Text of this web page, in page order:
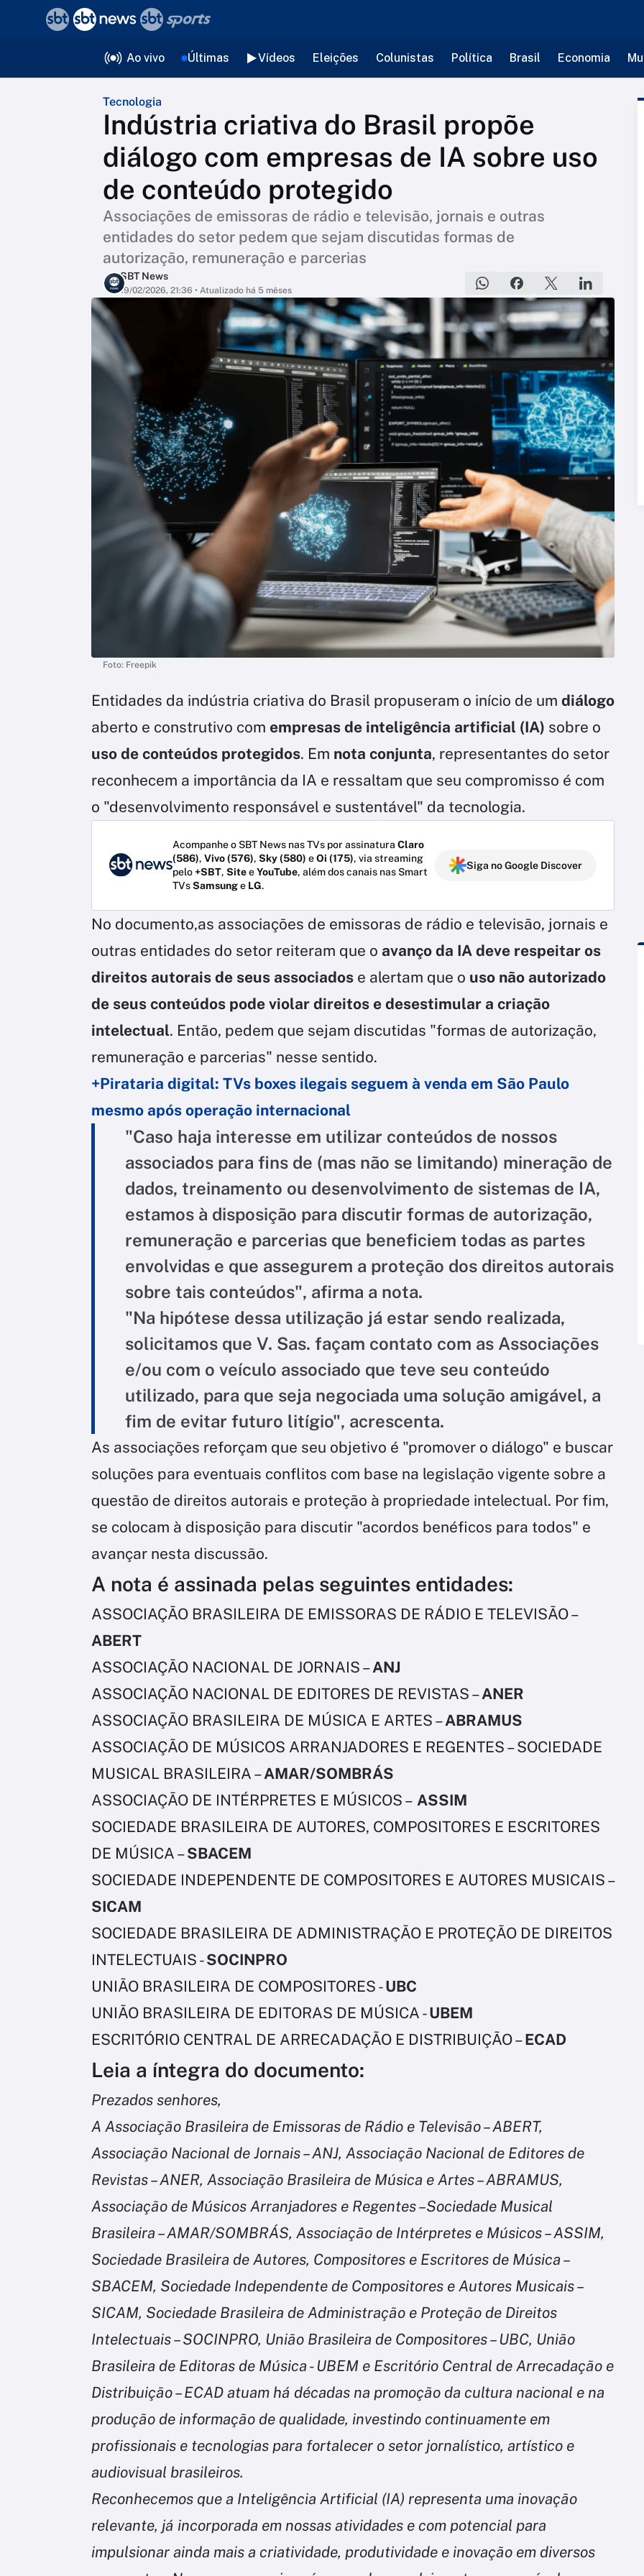
Ao vivo Últimas Vídeos Eleições Colunistas Política Brasil Economia
Tecnologia
Indústria criativa do Brasil propõe
diálogo com empresas de IA sobre uso
de conteúdo protegido
Associações de emissoras de rádio e televisão, jornais e outras
entidades do setor pedem que sejam discutidas formas de
autorização, remuneração e parcerias
SBT News
19/02/2026, 21:36 • Atualizado há 5 mêses
Foto: Freepik
Entidades da indústria criativa do Brasil propuseram o início de um diálogo
aberto e construtivo com empresas de inteligência artificial (IA) sobre o
uso de conteúdos protegidos. Em nota conjunta, representantes do setor
reconhecem a importância da IA e ressaltam que seu compromisso é com
o "desenvolvimento responsável e sustentável" da tecnologia.
Acompanhe o SBT News nas TVs por assinatura Claro
(586), Vivo (576), Sky (580) eOi (175), via streaming
pelo+SBT, SiteeYouTube, além dos canais nas Smart
TVsSamsunge LG.
Siga no Google Discover
No documento,as associações de emissoras de rádio e televisão, jornais e
outras entidades do setor reiteram que o avanço da IA deve respeitar os
direitos autorais de seus associados e alertam que o uso não autorizado
de seus conteúdos pode violar direitos e desestimular a criação
intelectual. Então, pedem que sejam discutidas "formas de autorização,
remuneração e parcerias" nesse sentido.
+Pirataria digital: TVs boxes ilegais seguem à venda em São Paulo
mesmo após operação internacional
"Caso haja interesse em utilizar conteúdos de nossos
associados para fins de (mas não se limitando) mineração de
dados, treinamento ou desenvolvimento de sistemas de IA,
estamos à disposição para discutir formas de autorização,
remuneração e parcerias que beneficiem todas as partes
envolvidas e que assegurem a proteção dos direitos autorais
sobre tais conteúdos", afirma a nota.
"Na hipótese dessa utilização já estar sendo realizada,
solicitamos que V. Sas. façam contato com as Associações
e/ou com o veículo associado que teve seu conteúdo
utilizado, para que seja negociada uma solução amigável, a
fim de evitar futuro litígio", acrescenta.
As associações reforçam que seu objetivo é "promover o diálogo" e buscar
soluções para eventuais conflitos com base na legislação vigente sobre a
questão de direitos autorais e proteção à propriedade intelectual. Por fim,
se colocam à disposição para discutir "acordos benéficos para todos" e
avançar nesta discussão.
A nota é assinada pelas seguintes entidades:
ASSOCIAÇÃO BRASILEIRA DE EMISSORAS DE RÁDIO E TELEVISÃO –
ABERT
ASSOCIAÇÃO NACIONAL DE JORNAIS –ANJ
ASSOCIAÇÃO NACIONAL DE EDITORES DE REVISTAS –ANER
ASSOCIAÇÃO BRASILEIRA DE MÚSICA E ARTES –ABRAMUS
ASSOCIAÇÃO DE MÚSICOS ARRANJADORES E REGENTES – SOCIEDADE
MUSICAL BRASILEIRA –AMAR/SOMBRÁS
ASSOCIAÇÃO DE INTÉRPRETES E MÚSICOS – ASSIM
SOCIEDADE BRASILEIRA DE AUTORES, COMPOSITORES E ESCRITORES
DE MÚSICA –SBACEM
SOCIEDADE INDEPENDENTE DE COMPOSITORES E AUTORES MUSICAIS –
SICAM
SOCIEDADE BRASILEIRA DE ADMINISTRAÇÃO E PROTEÇÃO DE DIREITOS
INTELECTUAIS -SOCINPRO
UNIÃO BRASILEIRA DE COMPOSITORES -UBC
UNIÃO BRASILEIRA DE EDITORAS DE MÚSICA -UBEM
ESCRITÓRIO CENTRAL DE ARRECADAÇÃO E DISTRIBUIÇÃO –ECAD
Leia a íntegra do documento:
Prezados senhores,
A Associação Brasileira de Emissoras de Rádio e Televisão – ABERT,
Associação Nacional de Jornais – ANJ, Associação Nacional de Editores de
Revistas – ANER, Associação Brasileira de Música e Artes – ABRAMUS,
Associação de Músicos Arranjadores e Regentes –Sociedade Musical
Brasileira – AMAR/SOMBRÁS, Associação de Intérpretes e Músicos – ASSIM,
Sociedade Brasileira de Autores, Compositores e Escritores de Música –
SBACEM, Sociedade Independente de Compositores e Autores Musicais –
SICAM, Sociedade Brasileira de Administração e Proteção de Direitos
Intelectuais – SOCINPRO, União Brasileira de Compositores – UBC, União
Brasileira de Editoras de Música - UBEM e Escritório Central de Arrecadação e
Distribuição – ECAD atuam há décadas na promoção da cultura nacional e na
produção de informação de qualidade, investindo continuamente em
profissionais e tecnologias para fortalecer o setor jornalístico, artístico e
audiovisual brasileiros.
Reconhecemos que a Inteligência Artificial (IA) representa uma inovação
relevante, já incorporada em nossas atividades e com potencial para
impulsionar ainda mais a criatividade, produtividade e inovação em diversos
voltar
Editorias